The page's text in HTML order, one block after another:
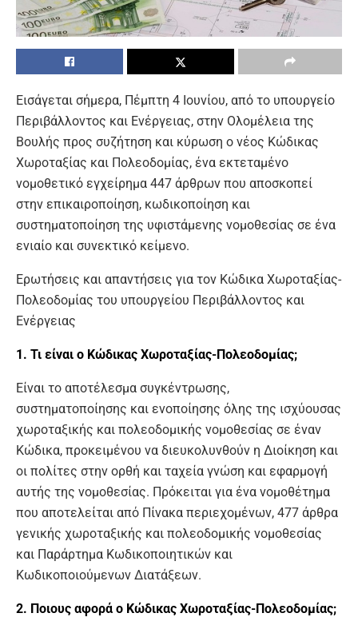
Εισάγεται σήμερα, Πέμπτη 4 Ιουνίου, από το υπουργείο
Περιβάλλοντος και Ενέργειας, στην Ολομέλεια της
Βουλής προς συζήτηση και κύρωση ο νέος Κώδικας
Χωροταξίας και Πολεοδομίας, ένα εκτεταμένο
νομοθετικό εγχείρημα 447 άρθρων που αποσκοπεί
στην επικαιροποίηση, κωδικοποίηση και
συστηματοποίηση της υφιστάμενης νομοθεσίας σε ένα
ενιαίο και συνεκτικό κείμενο.
Ερωτήσεις και απαντήσεις για τον Κώδικα Χωροταξίας-
Πολεοδομίας του υπουργείου Περιβάλλοντος και
Ενέργειας
1. Τι είναι ο Κώδικας Χωροταξίας-Πολεοδομίας;
Είναι το αποτέλεσμα συγκέντρωσης,
συστηματοποίησης και ενοποίησης όλης της ισχύουσας
χωροταξικής και πολεοδομικής νομοθεσίας σε έναν
Κώδικα, προκειμένου να διευκολυνθούν η Διοίκηση και
οι πολίτες στην ορθή και ταχεία γνώση και εφαρμογή
αυτής της νομοθεσίας. Πρόκειται για ένα νομοθέτημα
που αποτελείται από Πίνακα περιεχομένων, 477 άρθρα
γενικής χωροταξικής και πολεοδομικής νομοθεσίας
και Παράρτημα Κωδικοποιητικών και
Κωδικοποιούμενων Διατάξεων.
2. Ποιους αφορά ο Κώδικας Χωροταξίας-Πολεοδομίας;